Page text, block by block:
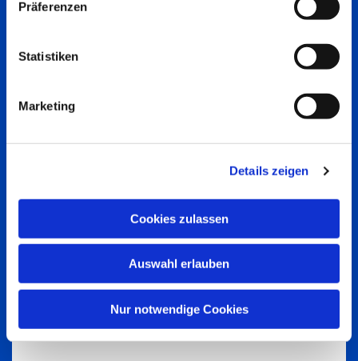
Präferenzen
Statistiken
Marketing
Details zeigen
Cookies zulassen
Auswahl erlauben
Nur notwendige Cookies